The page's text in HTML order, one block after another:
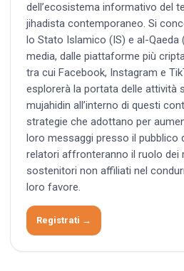
dell’ecosistema informativo del
jihadista contemporaneo. Si
lo Stato Islamico (IS) e al-
media, dalle piattaforme più
tra cui Facebook, Instagram e
esplorerà la portata delle attività
mujahidin all’interno di questi
strategie che adottano per
loro messaggi presso il pubblico
relatori affronteranno il ruolo dei
sostenitori non affiliati nel
loro favore.
Registrati →